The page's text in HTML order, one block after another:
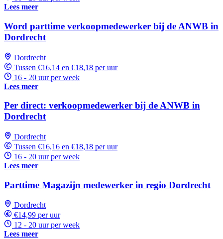
Lees meer
Word parttime verkoopmedewerker bij de ANWB in
Dordrecht
Dordrecht
Tussen €16,14 en €18,18 per uur
16 - 20 uur per week
Lees meer
Per direct: verkoopmedewerker bij de ANWB in
Dordrecht
Dordrecht
Tussen €16,16 en €18,18 per uur
16 - 20 uur per week
Lees meer
Parttime Magazijn medewerker in regio Dordrecht
Dordrecht
€14,99 per uur
12 - 20 uur per week
Lees meer